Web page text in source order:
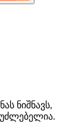
ნიშნავს,